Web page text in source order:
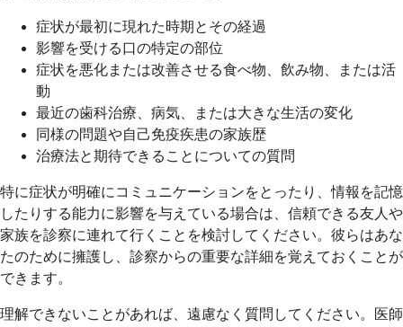
症状が最初に現れた時期とその経過
影響を受ける口の特定の部位
症状を悪化または改善させる食べ物、飲み物、または活
動
最近の歯科治療、病気、または大きな生活の変化
同様の問題や自己免疫疾患の家族歴
治療法と期待できることについての質問
特に症状が明確にコミュニケーションをとったり、情報を記憶
したりする能力に影響を与えている場合は、信頼できる友人や
家族を診察に連れて行くことを検討してください。彼らはあな
たのために擁護し、診察からの重要な詳細を覚えておくことが
できます。
理解できないことがあれば、遠慮なく質問してください。医師